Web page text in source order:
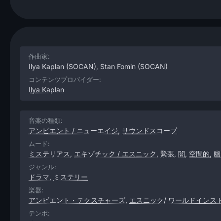
作曲家:
Ilya Kaplan (SOCAN), Stan Fomin (SOCAN)
コンテンツプロバイダー:
Ilya Kaplan
音楽の種類:
アンビエント / ニューエイジ, サウンドスコープ
ムード:
ミステリアス , エキゾチック / エスニック , 緊張, 闇, 空間的,
ジャンル:
ドラマ, ミステリー
楽器:
アンビエント・テクスチャーズ, エスニック/ ワールドインス
テンポ: